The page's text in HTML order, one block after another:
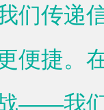
们传递
便捷。
——我